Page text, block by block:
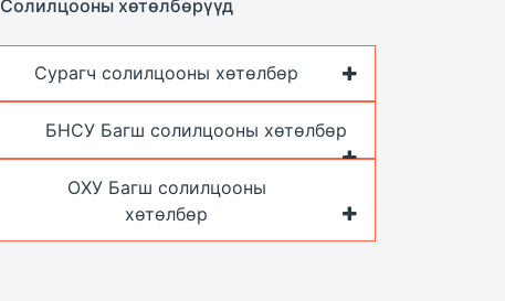
Солилцооны хөтөлбөрүүд
Сурагч солилцооны хөтөлбөр
БНСУ Багш солилцооны хөтөлбөр
ОХУ Багш солилцооны
хөтөлбөр